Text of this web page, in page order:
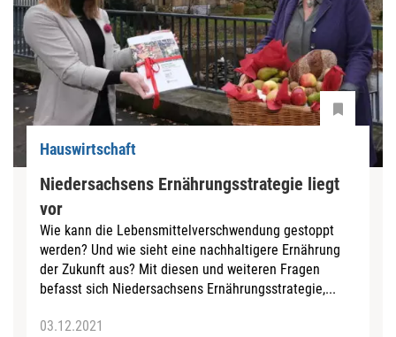
Hauswirtschaft
Niedersachsens Ernährungsstrategie liegt
vor
Wie kann die Lebensmittelverschwendung gestoppt
werden? Und wie sieht eine nachhaltigere Ernährung
der Zukunft aus? Mit diesen und weiteren Fragen
befasst sich Niedersachsens Ernährungsstrategie,...
03.12.2021